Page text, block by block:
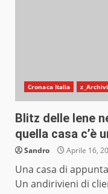
Cronaca Italia
Blitz delle Iene
quella casa c’è
Sandro Aprile 16,
Una casa di
Un andirivieni di